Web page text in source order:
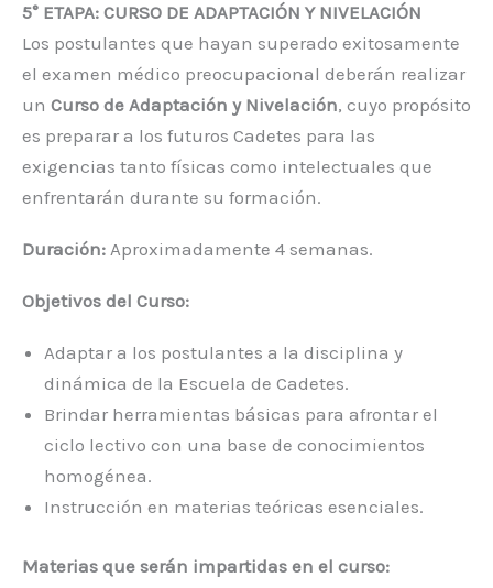
5° ETAPA: CURSO DE ADAPTACIÓN Y NIVELACIÓN
Los postulantes que hayan superado exitosamente
el examen médico preocupacional deberán realizar
un Curso de Adaptación y Nivelación, cuyo propósito
es preparar a los futuros Cadetes para las
exigencias tanto físicas como intelectuales que
enfrentarán durante su formación.
Duración: Aproximadamente 4 semanas.
Objetivos del Curso:
Adaptar a los postulantes a la disciplina y
dinámica de la Escuela de Cadetes.
Brindar herramientas básicas para afrontar el
ciclo lectivo con una base de conocimientos
homogénea.
Instrucción en materias teóricas esenciales.
Materias que serán impartidas en el curso: